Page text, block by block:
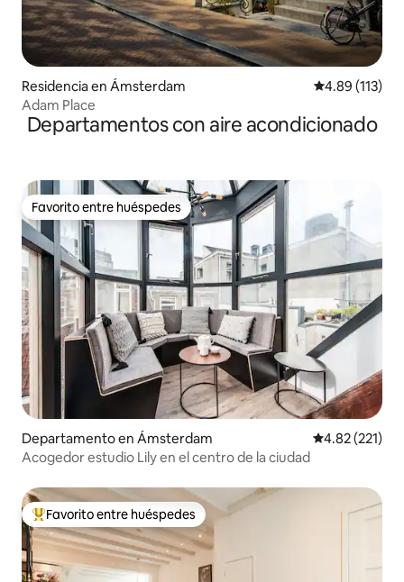
Residencia en Ámsterdam Calificación
4.89 (113)
Adam Place
Departamentos con aire acondicionado
Favorito entre huéspedes
Favorito entre huéspedes
Departamento en Ámsterdam Calificación
4.82 (221)
Acogedor estudio Lily en el centro de la ciudad
De los mejores en Favorito entre huéspedes
Favorito entre huéspedes